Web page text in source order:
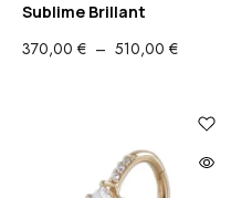
Sublime Brillant
370,00 € – 510,00 €PLAGE
370,00 €